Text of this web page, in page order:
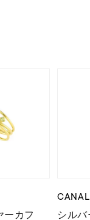
ーカフ
シル